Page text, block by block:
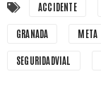
ACCIDENTE
GRANADA META
SEGURIDADVIAL